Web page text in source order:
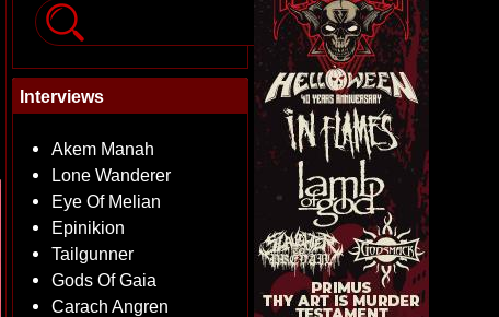
Interviews
Akem Manah
Lone Wanderer
Eye Of Melian
Epinikion
Tailgunner
Gods Of Gaia
Carach Angren